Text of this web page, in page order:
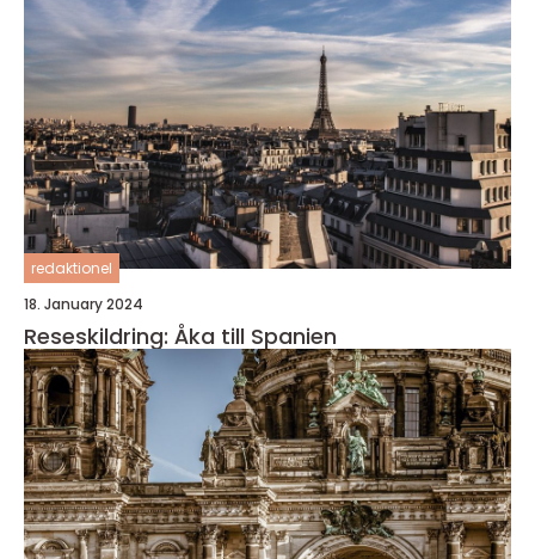
redaktionel
18. January 2024
Reseskildring: Åka till Spanien